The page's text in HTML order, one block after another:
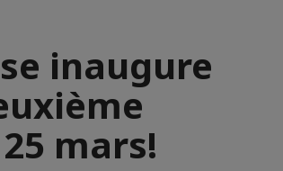
inaugure
mars!